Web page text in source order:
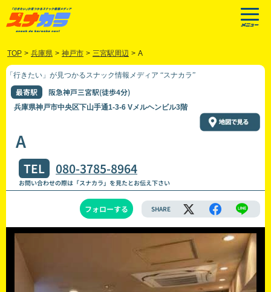
TOP > 兵庫県 > 神戸市 > 三宮駅周辺 > A
「行きたい」が見つかるスナック情報メディア “スナカラ”
最寄駅 阪急神戸三宮駅(徒歩4分)
兵庫県神戸市中央区下山手通1-3-6 Vメルヘンビル3階
A
TEL 080-3785-8964
お問い合わせの際は「スナカラ」を見たとお伝え下さい
フォローする SHARE